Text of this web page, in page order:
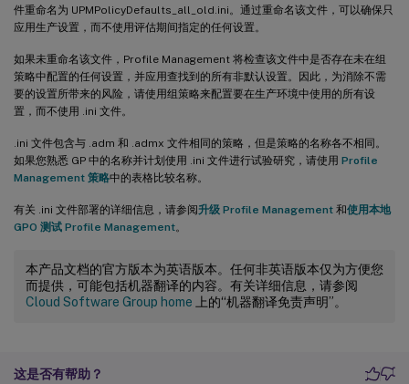
件重命名为 UPMPolicyDefaults_all_old.ini。通过重命名该文件，可以确保只
应用生产设置，而不使用评估期间指定的任何设置。
如果未重命名该文件，Profile Management 将检查该文件中是否存在未在组
策略中配置的任何设置，并应用查找到的所有非默认设置。因此，为消除不需
要的设置所带来的风险，请使用组策略来配置要在生产环境中使用的所有设
置，而不使用 .ini 文件。
.ini 文件包含与 .adm 和 .admx 文件相同的策略，但是策略的名称各不相同。
如果您熟悉 GP 中的名称并计划使用 .ini 文件进行试验研究，请使用 Profile
Management 策略中的表格比较名称。
有关 .ini 文件部署的详细信息，请参阅升级 Profile Management 和使用本地
GPO 测试 Profile Management。
本产品文档的官方版本为英语版本。任何非英语版本仅为方便您
而提供，可能包括机器翻译的内容。有关详细信息，请参阅
Cloud Software Group home 上的“机器翻译免责声明”。
这是否有帮助？